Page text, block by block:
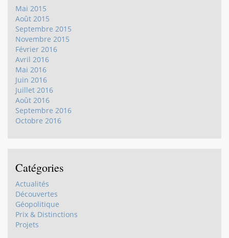
Mai 2015
Août 2015
Septembre 2015
Novembre 2015
Février 2016
Avril 2016
Mai 2016
Juin 2016
Juillet 2016
Août 2016
Septembre 2016
Octobre 2016
Catégories
Actualités
Découvertes
Géopolitique
Prix & Distinctions
Projets